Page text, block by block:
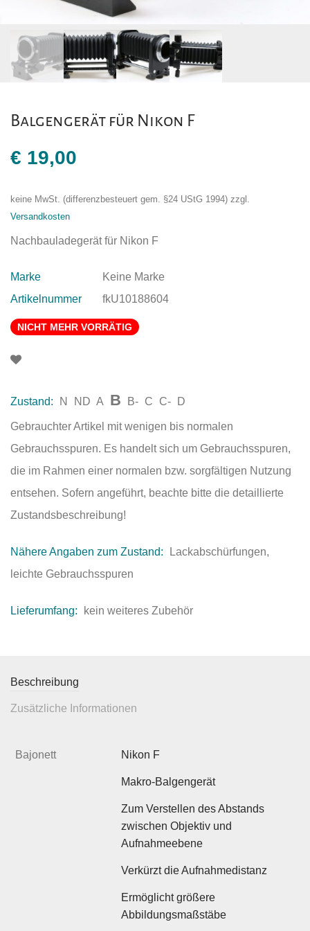
Balgengerät für Nikon F
€ 19,00
keine MwSt. (differenzbesteuert gem. §24 UStG 1994) zzgl.
Versandkosten
Nachbauladegerät für Nikon F
Marke
Keine Marke
Artikelnummer
fkU10188604
NICHT MEHR VORRÄTIG
Zustand: N ND A B B- C C- D
Gebrauchter Artikel mit wenigen bis normalen
Gebrauchsspuren. Es handelt sich um Gebrauchsspuren,
die im Rahmen einer normalen bzw. sorgfältigen Nutzung
entsehen. Sofern angeführt, beachte bitte die detaillierte
Zustandsbeschreibung!
Nähere Angaben zum Zustand:
Lackabschürfungen,
leichte Gebrauchsspuren
Lieferumfang: kein weiteres Zubehör
Beschreibung
Zusätzliche Informationen
Bajonett Nikon F
Makro-Balgengerät
Zum Verstellen des Abstands
zwischen Objektiv und
Aufnahmeebene
Verkürzt die Aufnahmedistanz
Ermöglicht größere
Abbildungsmaßstäbe